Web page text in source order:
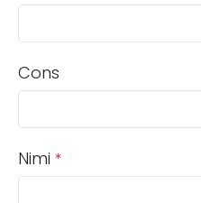
Cons
Nimi *